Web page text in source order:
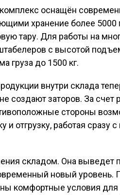
оснащён
хранение более 5000
тару. Для работы на
с высотой
груза до 1500 кг.
внутри склада
создают заторов. За счет
стороны
и отгрузку, работая сразу
складом. Она выведет
новый уровень.
комфортные условия для